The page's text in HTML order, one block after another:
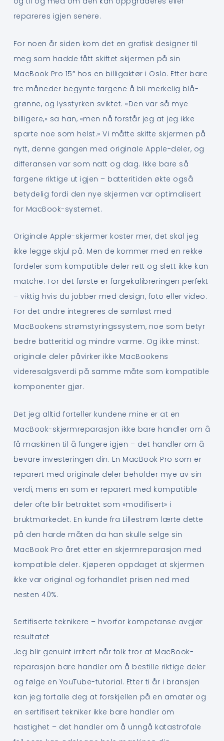
repareres igjen senere.
For noen år siden kom det en grafisk designer til
meg som hadde fått skiftet skjermen på sin
MacBook Pro 15″ hos en billigaktør i Oslo. Etter bare
tre måneder begynte fargene å bli merkelig blå-
grønne, og lysstyrken sviktet. «Den var så mye
billigere,» sa han, «men nå forstår jeg at jeg ikke
sparte noe som helst.» Vi måtte skifte skjermen på
nytt, denne gangen med originale Apple-deler, og
differansen var som natt og dag. Ikke bare så
fargene riktige ut igjen – batteritiden økte også
betydelig fordi den nye skjermen var optimalisert
for MacBook-systemet.
Originale Apple-skjermer koster mer, det skal jeg
ikke legge skjul på. Men de kommer med en rekke
fordeler som kompatible deler rett og slett ikke kan
matche. For det første er fargekalibreringen perfekt
– viktig hvis du jobber med design, foto eller video.
For det andre integreres de sømløst med
MacBookens strømstyringssystem, noe som betyr
bedre batteritid og mindre varme. Og ikke minst:
originale deler påvirker ikke MacBookens
videresalgsverdi på samme måte som kompatible
komponenter gjør.
Det jeg alltid forteller kundene mine er at en
MacBook-skjermreparasjon ikke bare handler om å
få maskinen til å fungere igjen – det handler om å
bevare investeringen din. En MacBook Pro som er
reparert med originale deler beholder mye av sin
verdi, mens en som er reparert med kompatible
deler ofte blir betraktet som «modifisert» i
bruktmarkedet. En kunde fra Lillestrøm lærte dette
på den harde måten da han skulle selge sin
MacBook Pro året etter en skjermreparasjon med
kompatible deler. Kjøperen oppdaget at skjermen
ikke var original og forhandlet prisen ned med
nesten 40%.
Sertifiserte teknikere – hvorfor kompetanse avgjør
resultatet
Jeg blir genuint irritert når folk tror at MacBook-
reparasjon bare handler om å bestille riktige deler
og følge en YouTube-tutorial. Etter ti år i bransjen
kan jeg fortalle deg at forskjellen på en amatør og
en sertifisert tekniker ikke bare handler om
hastighet – det handler om å unngå katastrofale